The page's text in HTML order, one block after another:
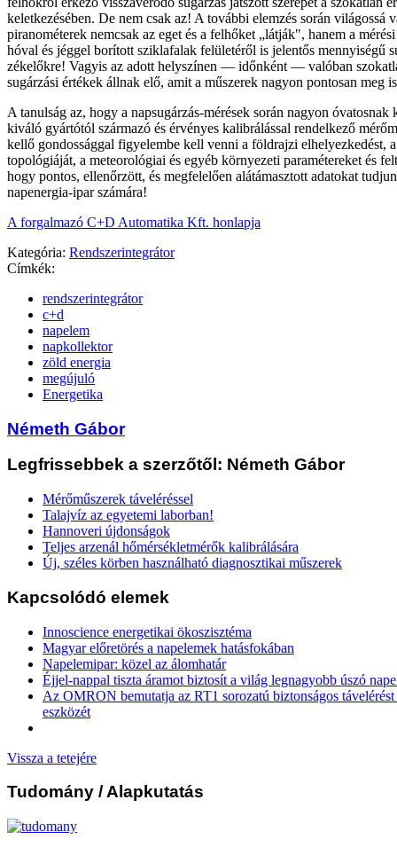
keletkezésében. De nem csak az! A további elemzés során világossá
piranométerek nemcsak az eget és a felhőket „látják", hanem a
hóval és jéggel borított sziklafalak felületéről is jelentős mennyiségű
zékelőkre! Vagyis az adott helyszínen — időnként — valóban
sugárzási értékek állnak elő, amit a műszerek nagyon pontosan meg
A tanulság az, hogy a napsugárzás-mérések során nagyon
kiváló gyártótól származó és érvényes kalibrálással rendelkező
kellő gondossággal figyelembe kell venni a földrajzi elhelyezkedést,
topológiáját, a meteorológiai és egyéb környezeti paramétereket és
hogy pontos, ellenőrzött, és megfelelően alátámasztott adatokat
napenergia-ipar számára!
A forgalmazó C+D Automatika Kft. honlapja
Kategória: Rendszerintegrátor
Címkék:
rendszerintegrátor
c+d
napelem
napkollektor
zöld energia
megújuló
Energetika
Németh Gábor
Legfrissebbek a szerzőtől: Németh Gábor
Mérőműszerek táveléréssel
Talajvíz az egyetemi laborban!
Hannoveri újdonságok
Teljes arzenál hőmérsékletmérők kalibrálására
Új, széles körben használható diagnosztikai műszerek
Kapcsolódó elemek
Innoscience energetikai ökoszisztéma
Magyar előretörés a napelemek hatásfokában
Napelemipar: közel az álomhatár
Éjjel-nappal tiszta áramot biztosít a világ legnagyobb úszó
Az OMRON bemutatja az RT1 sorozatú biztonságos
eszközét
Vissza a tetejére
Tudomány / Alapkutatás